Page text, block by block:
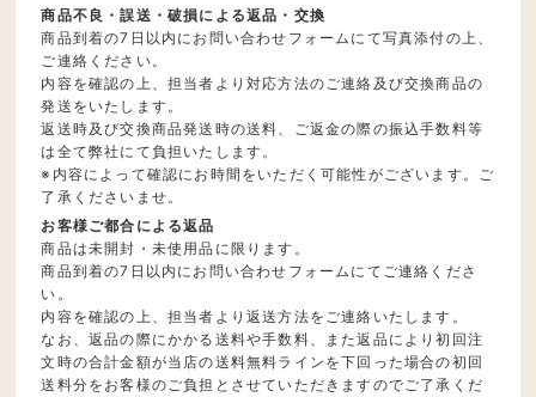
商品不良・誤送・破損による返品・交換
商品到着の7日以内にお問い合わせフォームにて写真添付の上、
ご連絡ください。
内容を確認の上、担当者より対応方法のご連絡及び交換商品の
発送をいたします。
返送時及び交換商品発送時の送料、ご返金の際の振込手数料等
は全て弊社にて負担いたします。
※内容によって確認にお時間をいただく可能性がございます。ご
了承くださいませ。
お客様ご都合による返品
商品は未開封・未使用品に限ります。
商品到着の7日以内にお問い合わせフォームにてご連絡くださ
い。
内容を確認の上、担当者より返送方法をご連絡いたします。
なお、返品の際にかかる送料や手数料、また返品により初回注
文時の合計金額が当店の送料無料ラインを下回った場合の初回
送料分をお客様のご負担とさせていただきますのでご了承くだ